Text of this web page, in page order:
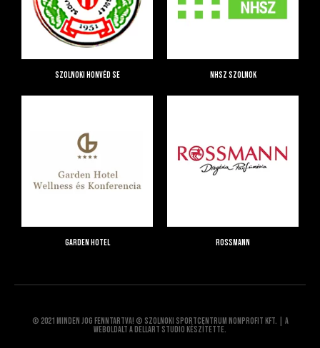
Szolnoki Honvéd SE NHSZ Szolnok
Garden Hotel Rossmann
© 2021 Minden jog fenntartva! © Szolnoki Sportcentrum Nonprofit Kft. | A
weboldalt a Dellart Studio készítette.